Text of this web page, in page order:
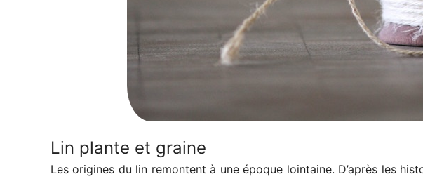
Lin plante et graine
Les origines du lin remontent à une époque lointaine. D’après les